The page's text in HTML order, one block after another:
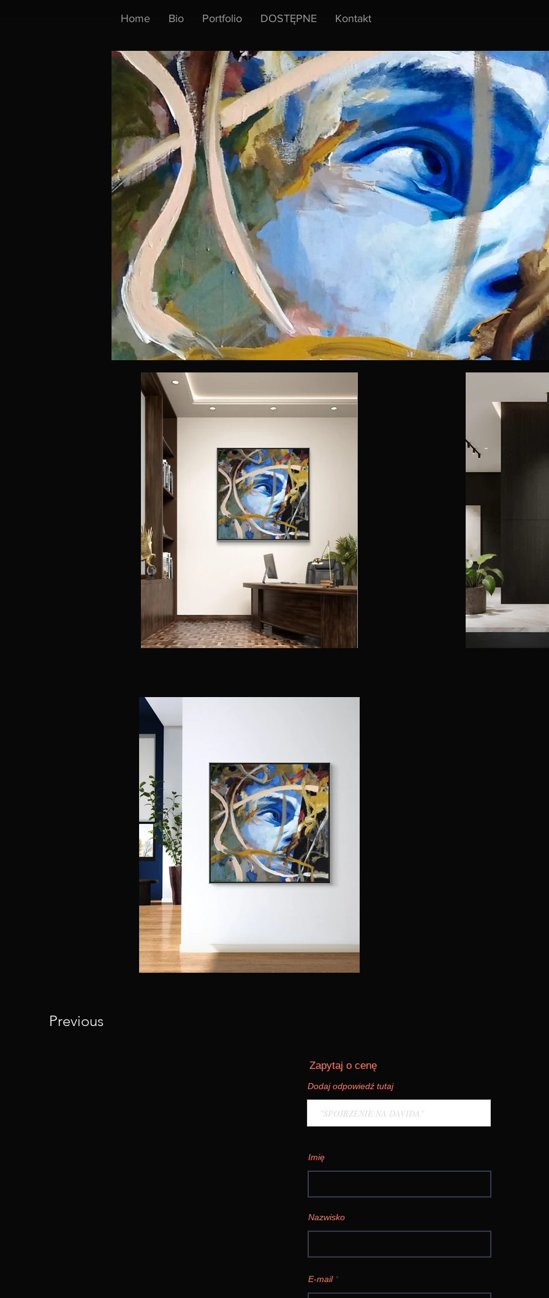
Home Bio Portfolio DOSTĘPNE Kontakt
Previous
Zapytaj o cenę
Dodaj odpowiedź tutaj
Imię
Nazwisko
E-mail